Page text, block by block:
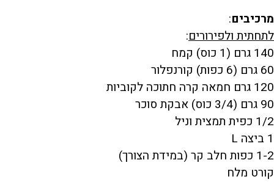
מרכיבים:
לתחתית ולפירורים:
140 גרם (1 כוס) קמח
60 גרם (6 כפות) קורנפלור
120 גרם חמאה קרה חתוכה לקוביות
90 גרם (3/4 כוס) אבקת סוכר
1/2 כפית תמצית וניל
1 ביצה L
1-2 כפות חלב קר (במידת הצורך)
קורט מלח